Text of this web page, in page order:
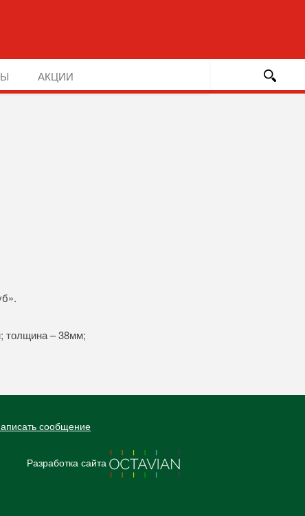
АКЦИИ
толщина – 38мм;
сообщение
Разработка сайта